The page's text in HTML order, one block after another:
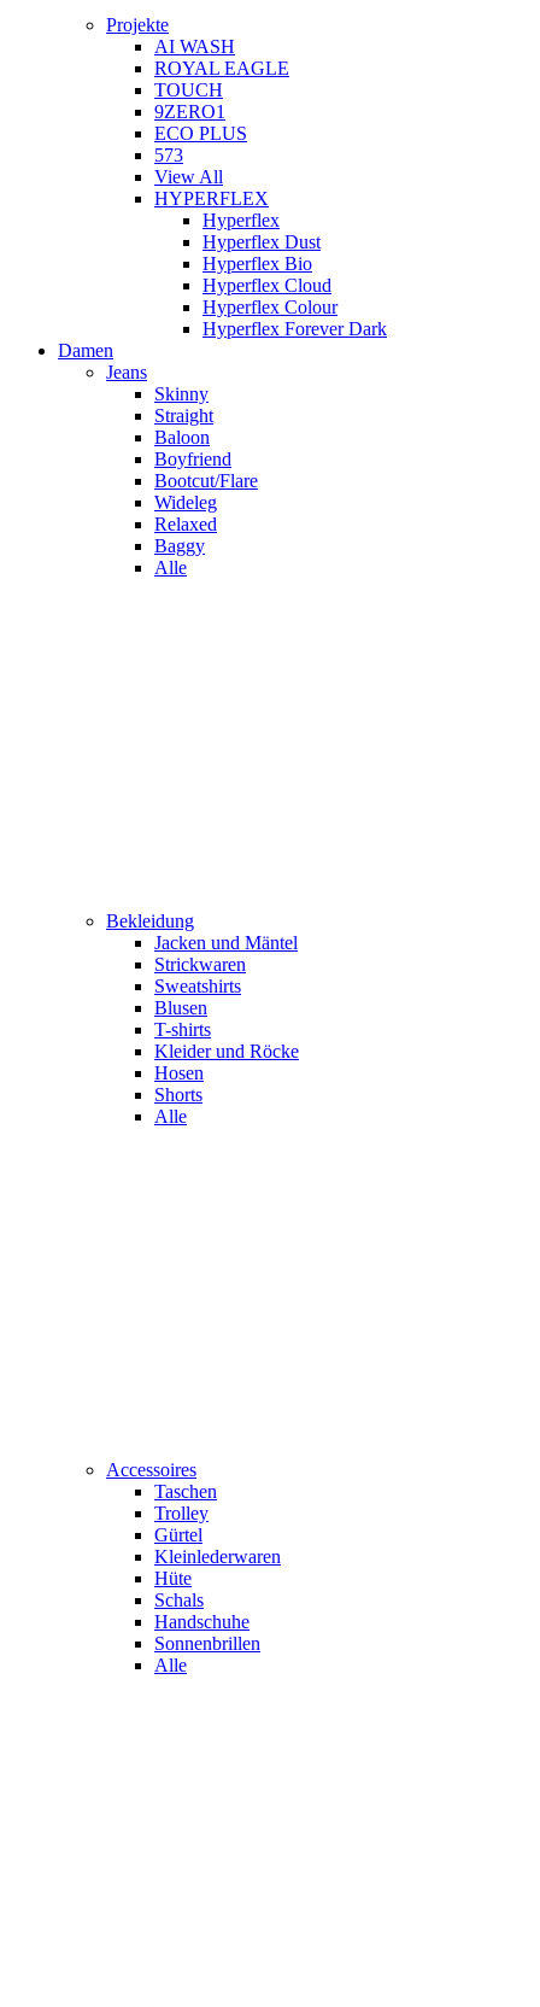
Projekte
AI WASH
ROYAL EAGLE
TOUCH
9ZERO1
ECO PLUS
573
View All
HYPERFLEX
Hyperflex
Hyperflex Dust
Hyperflex Bio
Hyperflex Cloud
Hyperflex Colour
Hyperflex Forever Dark
Damen
Jeans
Skinny
Straight
Baloon
Boyfriend
Bootcut/Flare
Wideleg
Relaxed
Baggy
Alle
Bekleidung
Jacken und Mäntel
Strickwaren
Sweatshirts
Blusen
T-shirts
Kleider und Röcke
Hosen
Shorts
Alle
Accessoires
Taschen
Trolley
Gürtel
Kleinlederwaren
Hüte
Schals
Handschuhe
Sonnenbrillen
Alle